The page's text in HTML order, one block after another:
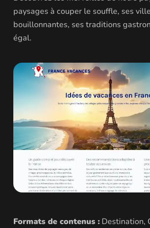
paysages à couper le souffle, ses
bouillonnantes, ses traditions
égal.
Formats de contenus :Destination,